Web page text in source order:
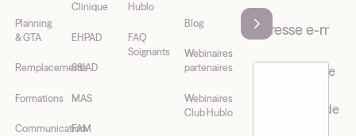
Planning
& GTA
Remplacements
Formations
Communication
Clinique
EHPAD
SSIAD
MAS
FAM
Hublo
FAQ
Soignants
Blog
Webinaires
partenaires
Webinaires
Club Hublo
J’accepte de
newsletter de